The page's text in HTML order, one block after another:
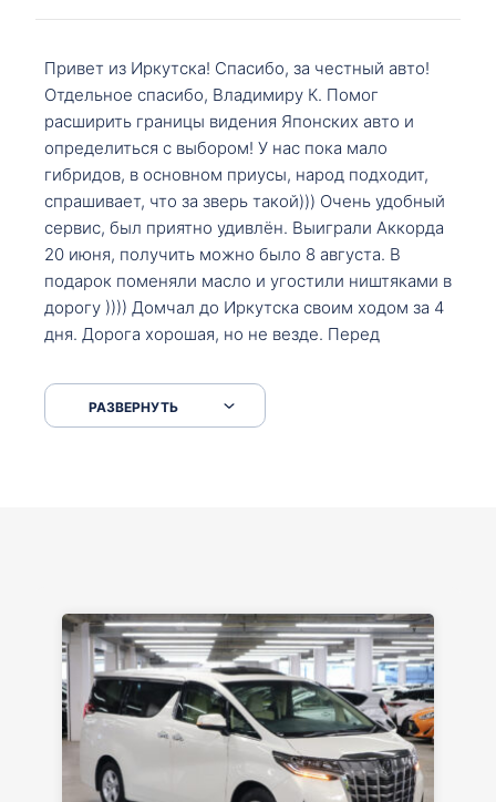
Привет из Иркутска! Спасибо, за честный авто!
Отдельное спасибо, Владимиру К. Помог
расширить границы видения Японских авто и
определиться с выбором! У нас пока мало
гибридов, в основном приусы, народ подходит,
спрашивает, что за зверь такой))) Очень удобный
сервис, был приятно удивлён. Выиграли Аккорда
20 июня, получить можно было 8 августа. В
подарок поменяли масло и угостили ништяками в
дорогу )))) Домчал до Иркутска своим ходом за 4
дня. Дорога хорошая, но не везде. Перед
серпантинах по пути следования.
РАЗВЕРНУТЬ